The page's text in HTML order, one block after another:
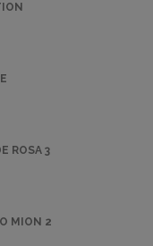
ROSA 3
MION 2